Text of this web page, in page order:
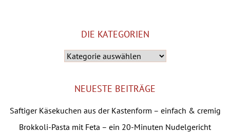
DIE KATEGORIEN
NEUESTE BEITRÄGE
Saftiger Käsekuchen aus der Kastenform – einfach & cremig
Brokkoli-Pasta mit Feta – ein 20-Minuten Nudelgericht